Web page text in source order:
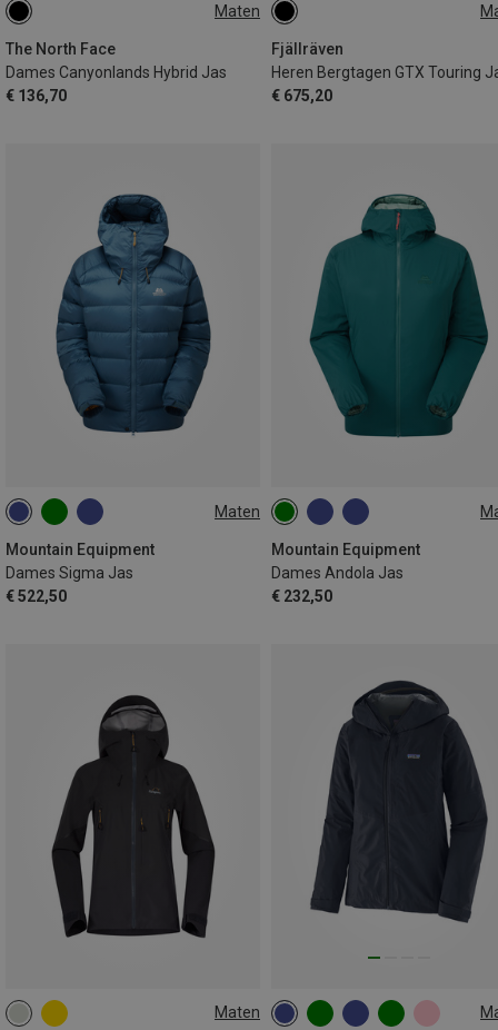
Maten
The North Face
Dames Canyonlands Hybrid Jas
€ 136,70
XS
Fjällräven
Heren Bergtagen GTX Touring
€ 675,20
S
Maten
Mountain Equipment
Dames Sigma Jas
€ 522,50
XS S M
Mountain Equipment
Dames Andola Jas
€ 232,50
XS S M
Maten
M L XS M XL